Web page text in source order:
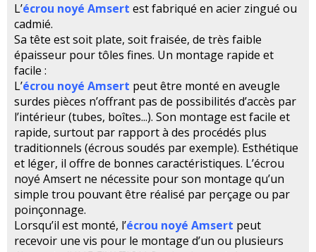
L’écrou noyé Amsert est fabriqué en acier zingué ou
cadmié.
Sa tête est soit plate, soit fraisée, de très faible
épaisseur pour tôles fines. Un montage rapide et
facile :
L’écrou noyé Amsert peut être monté en aveugle
surdes pièces n’offrant pas de possibilités d’accès par
l’intérieur (tubes, boîtes...). Son montage est facile et
rapide, surtout par rapport à des procédés plus
traditionnels (écrous soudés par exemple). Esthétique
et léger, il offre de bonnes caractéristiques. L’écrou
noyé Amsert ne nécessite pour son montage qu’un
simple trou pouvant être réalisé par perçage ou par
poinçonnage.
Lorsqu’il est monté, l’écrou noyé Amsert peut
recevoir une vis pour le montage d’un ou plusieurs